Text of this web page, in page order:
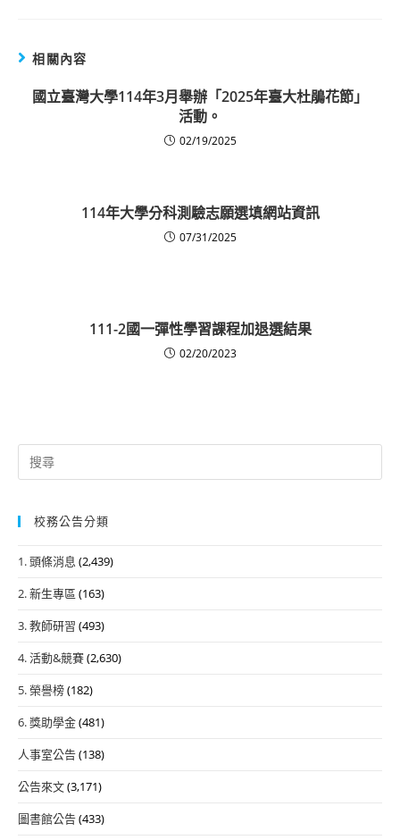
相關內容
國立臺灣大學114年3月舉辦「2025年臺大杜鵑花節」
活動。
02/19/2025
114年大學分科測驗志願選填網站資訊
07/31/2025
111-2國一彈性學習課程加退選結果
02/20/2023
Search
for:
校務公告分類
1. 頭條消息 (2,439)
2. 新生專區 (163)
3. 教師研習 (493)
4. 活動&競賽(2,630)
5. 榮譽榜(182)
6. 獎助學金(481)
人事室公告(138)
公告來文(3,171)
圖書館公告(433)